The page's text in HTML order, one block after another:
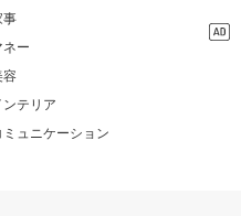
事
ネー
容
ンテリア
ミュニケーション